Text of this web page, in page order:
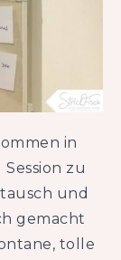
in
zu
und
gemacht
tolle